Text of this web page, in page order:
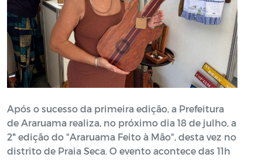
Após o sucesso da primeira edição, a Prefeitura
de Araruama realiza, no próximo dia 18 de julho, a
2ª edição do "Araruama Feito à Mão", desta vez no
distrito de Praia Seca. O evento acontece das 11h